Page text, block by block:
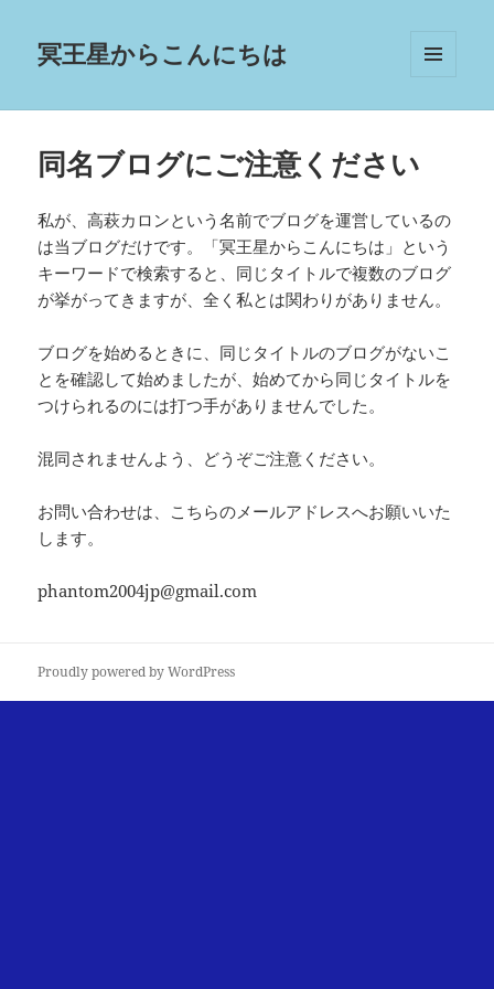
冥王星からこんにちは
ーとウ
同名ブログにご注意ください
私が、高萩カロンという名前でブログを運営しているの
は当ブログだけです。「冥王星からこんにちは」という
キーワードで検索すると、同じタイトルで複数のブログ
が挙がってきますが、全く私とは関わりがありません。
ブログを始めるときに、同じタイトルのブログがないこ
とを確認して始めましたが、始めてから同じタイトルを
つけられるのには打つ手がありませんでした。
混同されませんよう、どうぞご注意ください。
お問い合わせは、こちらのメールアドレスへお願いいた
します。
phantom2004jp@gmail.com
Proudly powered by WordPress